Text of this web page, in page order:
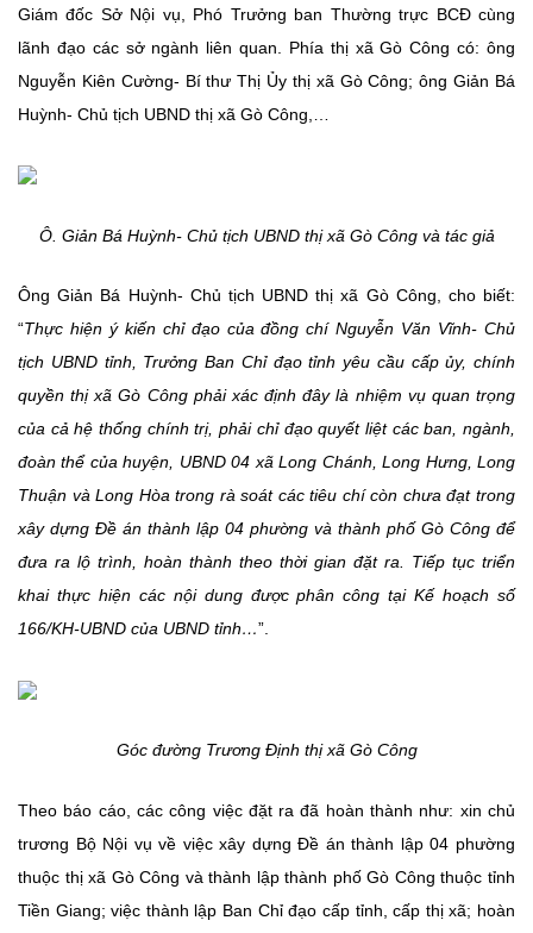
Giám đốc Sở Nội vụ, Phó Trưởng ban Thường trực BCĐ cùng
lãnh đạo các sở ngành liên quan. Phía thị xã Gò Công có: ông
Nguyễn Kiên Cường- Bí thư Thị Ủy thị xã Gò Công; ông Giản Bá
Huỳnh- Chủ tịch UBND thị xã Gò Công,…
Ô. Giản Bá Huỳnh- Chủ tịch UBND thị xã Gò Công và tác giả
Ông Giản Bá Huỳnh- Chủ tịch UBND thị xã Gò Công, cho biết:
“Thực hiện ý kiến chỉ đạo của đồng chí Nguyễn Văn Vĩnh- Chủ
tịch UBND tỉnh, Trưởng Ban Chỉ đạo tỉnh yêu cầu cấp ủy, chính
quyền thị xã Gò Công phải xác định đây là nhiệm vụ quan trọng
của cả hệ thống chính trị, phải chỉ đạo quyết liệt các ban, ngành,
đoàn thể của huyện, UBND 04 xã Long Chánh, Long Hưng, Long
Thuận và Long Hòa trong rà soát các tiêu chí còn chưa đạt trong
xây dựng Đề án thành lập 04 phường và thành phố Gò Công để
đưa ra lộ trình, hoàn thành theo thời gian đặt ra. Tiếp tục triển
khai thực hiện các nội dung được phân công tại Kế hoạch số
166/KH-UBND của UBND tỉnh…”.
Góc đường Trương Định thị xã Gò Công
Theo báo cáo, các công việc đặt ra đã hoàn thành như: xin chủ
trương Bộ Nội vụ về việc xây dựng Đề án thành lập 04 phường
thuộc thị xã Gò Công và thành lập thành phố Gò Công thuộc tỉnh
Tiền Giang; việc thành lập Ban Chỉ đạo cấp tỉnh, cấp thị xã; hoàn